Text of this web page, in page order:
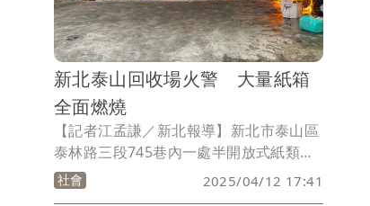
新北泰山回收場火警 大量紙箱
全面燃燒
【記者江孟謙／新北報導】新北市泰山區
泰林路三段745巷內一處半開放式紙類回
收區，今天（12日）下午4時許傳出火
警，現場燃燒大量紙類回收物，面積約10
社會 2025/04/12 17:41